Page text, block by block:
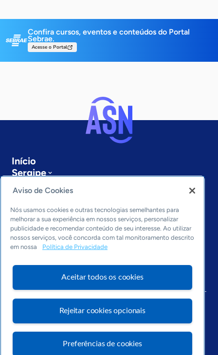
Confira cursos, eventos e conteúdos do Portal
Sebrae.
Acesse o Portal
Início
Sergipe
Sobre a ASN
Últimas notícias
Entre em contato
Editorias
Economia & Política
Inovação & Tecnologia
Cultura empreendedora
Arquivo
Aviso de Cookies
Nós usamos cookies e outras tecnologias semelhantes para
melhorar a sua experiência em nossos serviços, personalizar
publicidade e recomendar conteúdo de seu interesse. Ao utilizar
nossos serviços, você concorda com tal monitoramento descrito
em nossa
Política de Privacidade
Aceitar todos os cookies
Rejeitar cookies opcionais
Preferências de cookies